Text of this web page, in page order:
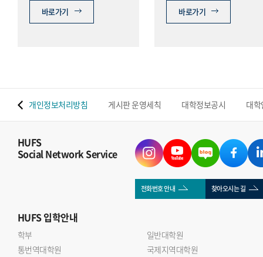
바로가기 바로가기
개인정보처리방침 게시판 운영세칙 대학정보공시 대
HUFS
Social Network Service
전화번호 안내 찾아오시는 길
HUFS입학안내
학부
일반대학원
통번역대학원
국제지역대학원